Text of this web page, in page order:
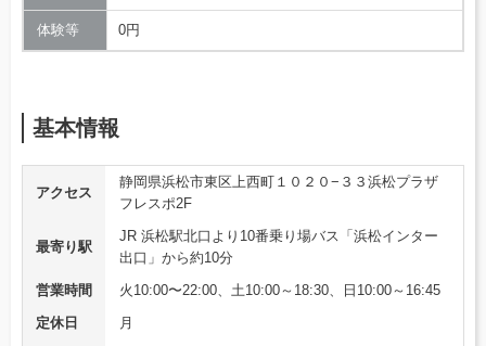
体験等 0円
基本情報
アクセス
静岡県浜松市東区上西町１０２０−３３浜松プラザ
フレスポ2F
最寄り駅
JR 浜松駅北口より10番乗り場バス「浜松インター
出口」から約10分
営業時間
火10:00〜22:00、土10:00～18:30、日10:00～16:45
定休日
月